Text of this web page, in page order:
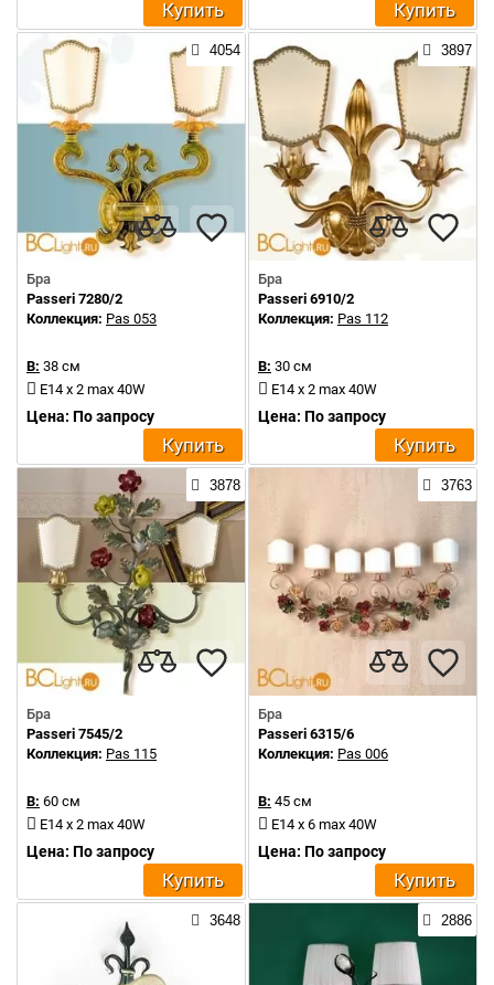
Купить Купить
4054
Бра
Passeri 7280/2
Коллекция: Pas 053
В: 38 см
E14 x 2 max 40W
Цена: По запросу
Купить
3897
Бра
Passeri 6910/2
Коллекция: Pas 112
В: 30 см
E14 x 2 max 40W
Цена: По запросу
Купить
3878
Бра
Passeri 7545/2
Коллекция: Pas 115
В: 60 см
E14 x 2 max 40W
Цена: По запросу
Купить
3763
Бра
Passeri 6315/6
Коллекция: Pas 006
В: 45 см
E14 x 6 max 40W
Цена: По запросу
Купить
3648 2886